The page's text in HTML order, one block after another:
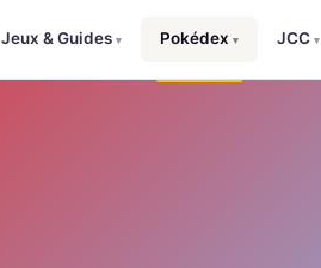
Jeux & Guides ▾ Pokédex ▾ JCC ▾